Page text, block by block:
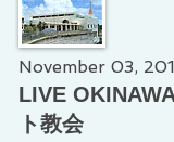
November 03,
LIVE
ト教会